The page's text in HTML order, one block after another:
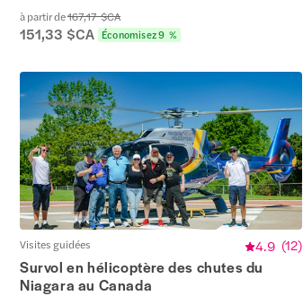
à partir de167,17 $CA
151,33 $CA Économisez 9 %
Visites guidées 4.9 (12)
Survol en hélicoptère des chutes du
Niagara au Canada